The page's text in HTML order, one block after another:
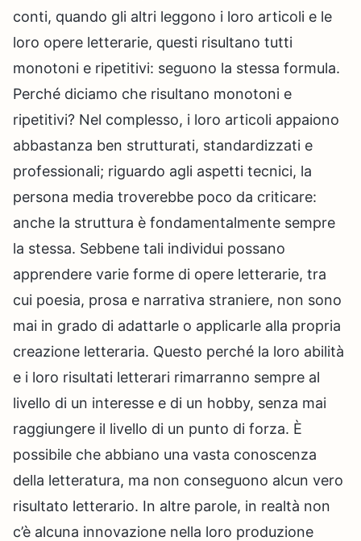
conti, quando gli altri leggono i loro articoli e le
loro opere letterarie, questi risultano tutti
monotoni e ripetitivi: seguono la stessa formula.
Perché diciamo che risultano monotoni e
ripetitivi? Nel complesso, i loro articoli appaiono
abbastanza ben strutturati, standardizzati e
professionali; riguardo agli aspetti tecnici, la
persona media troverebbe poco da criticare:
anche la struttura è fondamentalmente sempre
la stessa. Sebbene tali individui possano
apprendere varie forme di opere letterarie, tra
cui poesia, prosa e narrativa straniere, non sono
mai in grado di adattarle o applicarle alla propria
creazione letteraria. Questo perché la loro abilità
e i loro risultati letterari rimarranno sempre al
livello di un interesse e di un hobby, senza mai
raggiungere il livello di un punto di forza. È
possibile che abbiano una vasta conoscenza
della letteratura, ma non conseguono alcun vero
risultato letterario. In altre parole, in realtà non
c’è alcuna innovazione nella loro produzione